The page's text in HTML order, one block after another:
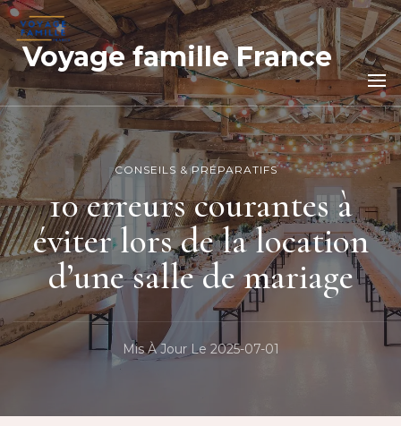
Voyage famille France
CONSEILS & PRÉPARATIFS
10 erreurs courantes à
éviter lors de la location
d’une salle de mariage
Mis À Jour Le 2025-07-01